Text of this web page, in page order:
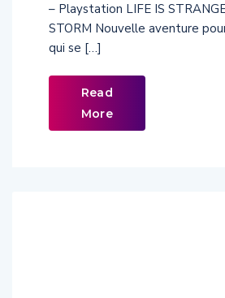
– Playstation LIFE IS
STORM Nouvelle aventure
qui se […]
Read
More